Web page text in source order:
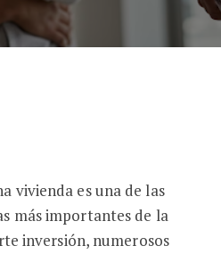
de las
vivienda es una de las
más importantes de la
inversión, numerosos